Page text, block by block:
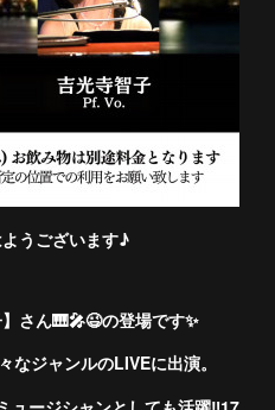
ようございます♪
さん🎹🎤😉の登場です✨
ジャンルのLIVEに出演。